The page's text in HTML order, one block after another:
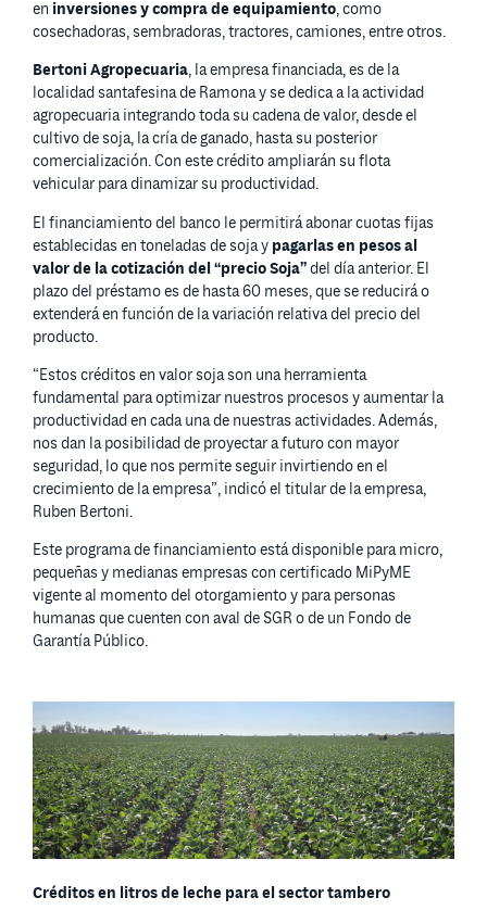
en inversiones y compra de equipamiento, como
cosechadoras, sembradoras, tractores, camiones, entre otros.
Bertoni Agropecuaria, la empresa financiada, es de la
localidad santafesina de Ramona y se dedica a la actividad
agropecuaria integrando toda su cadena de valor, desde el
cultivo de soja, la cría de ganado, hasta su posterior
comercialización. Con este crédito ampliarán su flota
vehicular para dinamizar su productividad.
El financiamiento del banco le permitirá abonar cuotas fijas
establecidas en toneladas de soja y pagarlas en pesos al
valor de la cotización del “precio Soja”del día anterior. El
plazo del préstamo es de hasta 60 meses, que se reducirá o
extenderá en función de la variación relativa del precio del
producto.
“Estos créditos en valor soja son una herramienta
fundamental para optimizar nuestros procesos y aumentar la
productividad en cada una de nuestras actividades. Además,
nos dan la posibilidad de proyectar a futuro con mayor
seguridad, lo que nos permite seguir invirtiendo en el
crecimiento de la empresa”, indicó el titular de la empresa,
Ruben Bertoni.
Este programa de financiamiento está disponible para micro,
pequeñas y medianas empresas con certificado MiPyME
vigente al momento del otorgamiento y para personas
humanas que cuenten con aval de SGR o de un Fondo de
Garantía Público.
Créditos en litros de leche para el sector tambero